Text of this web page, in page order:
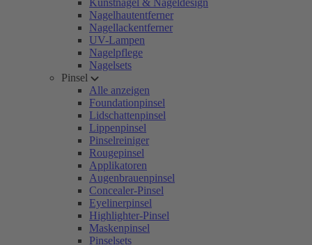
Kunstnägel & Nageldesign
Nagelhautentferner
Nagellackentferner
UV-Lampen
Nagelpflege
Nagelsets
Pinsel
Alle anzeigen
Foundationpinsel
Lidschattenpinsel
Lippenpinsel
Pinselreiniger
Rougepinsel
Applikatoren
Augenbrauenpinsel
Concealer-Pinsel
Eyelinerpinsel
Highlighter-Pinsel
Maskenpinsel
Pinselsets